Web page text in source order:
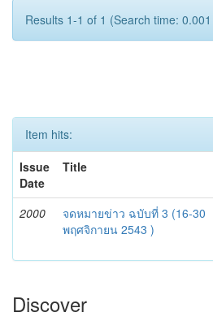
Results 1-1 of 1 (Search time:
Item hits:
Issue
Date
Title
2000
จดหมายข่าว ฉบับที่ 3 (16-30
พฤศจิกายน 2543 )
Discover